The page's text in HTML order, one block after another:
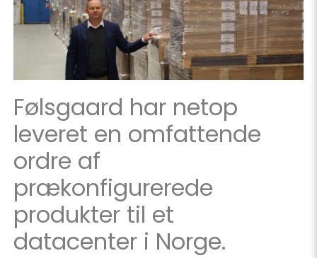
Følsgaard har netop
leveret en omfattende
ordre af
prækonfigurerede
produkter til et
datacenter i Norge.